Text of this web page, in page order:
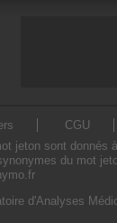
CGU
jeton sont
du mot
d'Analyses